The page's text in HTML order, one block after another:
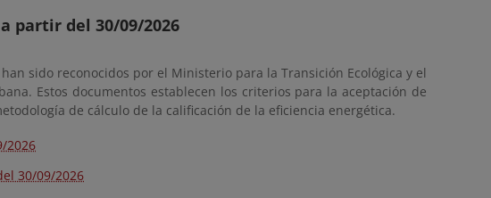
partir del 30/09/2026
sido reconocidos por el Ministerio para la Transición Ecológica y el
Estos documentos establecen los criterios para la aceptación de
de cálculo de la calificación de la eficiencia energética.
2026
30/09/2026